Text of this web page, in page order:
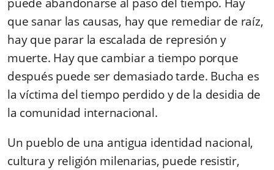
que sanar las causas, hay que remediar de raíz,
hay que parar la escalada de represión y
muerte. Hay que cambiar a tiempo porque
después puede ser demasiado tarde. Bucha es
la víctima del tiempo perdido y de la desidia de
la comunidad internacional.
Un pueblo de una antigua identidad nacional,
cultura y religión milenarias, puede resistir,